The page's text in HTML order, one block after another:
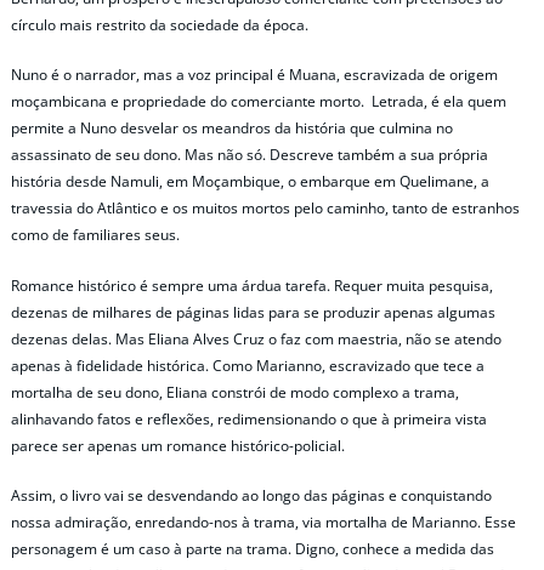
círculo mais restrito da sociedade da época.
Nuno é o narrador, mas a voz principal é Muana, escravizada de origem
moçambicana e propriedade do comerciante morto. Letrada, é ela quem
permite a Nuno desvelar os meandros da história que culmina no
assassinato de seu dono. Mas não só. Descreve também a sua própria
história desde Namuli, em Moçambique, o embarque em Quelimane, a
travessia do Atlântico e os muitos mortos pelo caminho, tanto de estranhos
como de familiares seus.
Romance histórico é sempre uma árdua tarefa. Requer muita pesquisa,
dezenas de milhares de páginas lidas para se produzir apenas algumas
dezenas delas. Mas Eliana Alves Cruz o faz com maestria, não se atendo
apenas à fidelidade histórica. Como Marianno, escravizado que tece a
mortalha de seu dono, Eliana constrói de modo complexo a trama,
alinhavando fatos e reflexões, redimensionando o que à primeira vista
parece ser apenas um romance histórico-policial.
Assim, o livro vai se desvendando ao longo das páginas e conquistando
nossa admiração, enredando-nos à trama, via mortalha de Marianno. Esse
personagem é um caso à parte na trama. Digno, conhece a medida das